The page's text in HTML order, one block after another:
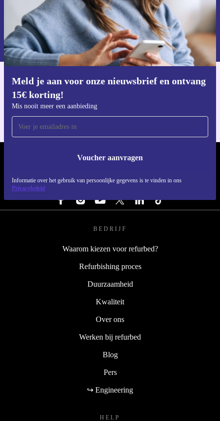
Meld je aan voor onze nieuwsbrief en ontvang
15€ korting!
Mis nooit meer een aanbieding
Voucher aanvragen
Informatie over het gebruik van persoonlijke gegevens is te vinden in ons
Privacybeleid
Voucher aanvragen
Informatie over het gebruik van persoonsgegevens vind je in ons
privacybeleid
Download de refurbed app
REFURBED NEDERLAND - RETHINK NEW.
VOLG ONS
BEDRIJF
Waarom kiezen voor refurbed?
Refurbishing proces
Duurzaamheid
Kwaliteit
Over ons
Werken bij refurbed
Blog
Pers
↪ Engineering
HELP